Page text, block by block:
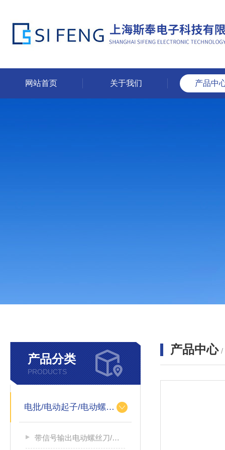
网站首页 关于我们 产品中
产品分类
PRODUCTS
电批/电动起子/电动螺丝刀
带信号输出电动螺丝刀/带信号输出电源
产品中心 /